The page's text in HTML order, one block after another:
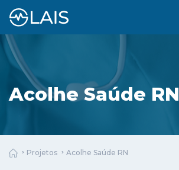
Acolhe Saúde RN
Projetos Acolhe Saúde RN